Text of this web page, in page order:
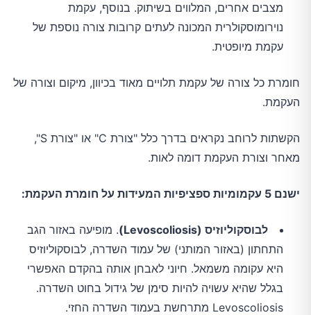
מצבים אחרים, המלווים בשיתוק. בנוסף, עקמת
נוירומוסקולרית המכונה לעתים קרובות צורה נוספת של
עקמת מיופטית.
חומרת כל צורה של עקמת תלויים מאוד בכיוון, מיקום וצורה של
העקמת.
הקשתות לרוחב נקראים בדרך כלל "צורת C" או "צורת S",
מאחר וצורת העקמת דומה לאות.
ישנם 5 עקמומיות ספציפיות המעידות על חומרת העקמת:
לבוסקוליוזיס (Levoscoliosis)
. מופיעה באזור הגב
התחתון (באזור המותני) של עמוד השדרה, לבוסקוליוזיס
היא עקומה משמאל. חיוני לאבחן אותה בהקדם האפשרי
בגלל שהיא עשויה להיות סימן של גידול בחוט השדרה.
Levoscoliosis מתרחשת בעמוד השדרה החזי.